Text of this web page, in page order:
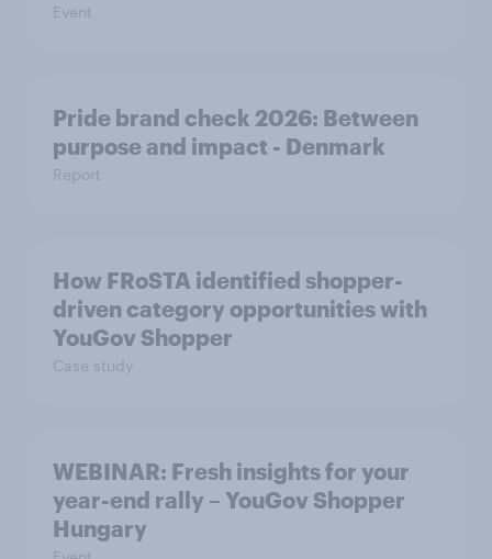
Event
Pride brand check 2026: Between
purpose and impact - Denmark
Report
How FRoSTA identified shopper-
driven category opportunities with
YouGov Shopper
Case study
WEBINAR: Fresh insights for your
year-end rally – YouGov Shopper
Hungary